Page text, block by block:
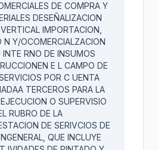
DE COMPRA Y
DESEÑALIZACION
IMPORTACION,
N Y/OCOMERCIALZACION
INTE RNO DE INSUMOS
E L CAMPO DE
POR C UENTA
TERCEROS PARA LA
O SUPERVISIO
RUBRO DE LA
DE SERIVCIOS DE
QUE INCLUYE